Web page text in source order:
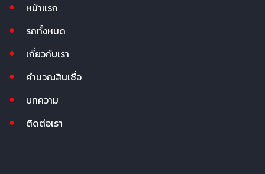
หน้าแรก
รถทั้งหมด
เกี่ยวกับเรา
คำนวณสินเชื่อ
บทความ
ติดต่อเรา